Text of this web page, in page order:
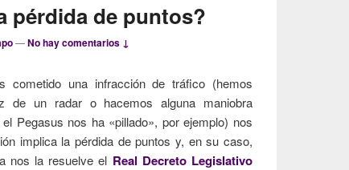
pérdida de puntos?
—No hay comentarios ↓
cometido una infracción de tráfico (hemos
de un radar o hacemos alguna maniobra
Pegasus nos ha «pillado», por ejemplo) nos
implica la pérdida de puntos y, en su caso,
nos la resuelve el Real Decreto Legislativo